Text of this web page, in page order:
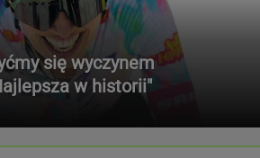
się wyczynem
w historii"